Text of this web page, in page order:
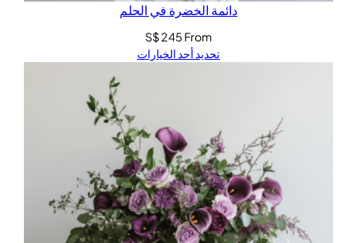
دائمة الخضرة في الحلم
From
S$245
تحديد أحد الخيارات